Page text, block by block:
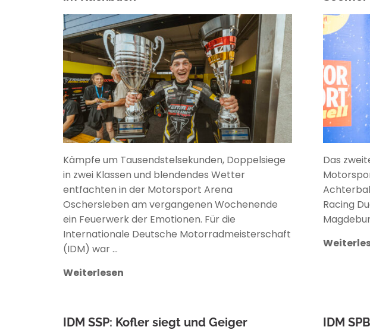
ANKE WIECZOREK
Kämpfe um Tausendstelsekunden, Doppelsiege
in zwei Klassen und blendendes Wetter
entfachten in der Motorsport Arena
Oschersleben am vergangenen Wochenende
ein Feuerwerk der Emotionen. Für die
Internationale Deutsche Motorradmeisterschaft
(IDM) war …
Weiterlesen
ANKE WIECZOREK
Das
Racing
IDM SSP: Kofler siegt und Geiger
IDM